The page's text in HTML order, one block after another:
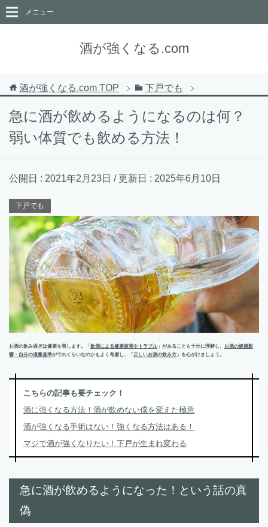
酒が強くなる.com
メニュー
酒が強くなる.com TOP 下戸でも
急に酒が飲めるようになるのは何？
弱い体質でも飲める方法！
公開日 : 2021年2月23日 / 更新日 : 2025年6月10日
下戸でも
お酒の飲み過ぎは健康を害します。「 飲酒による健康被害やトラブル 」があることも十分に理解し、 お酒の健康影
響・自分の適量基準がでれくらいなのかもよく考慮し、「 正しいお酒の飲み方 」を心がけましょう。
こちらの記事も要チェック！
酒に強くなる方法！酒が飲めない僕を変えた極意
酒が強くなる手術はない！強くなる方法はある！
マジで酒が強くなりたい！下戸が生まれ変わる
急に酒が飲めるようになった！という話の真
偽